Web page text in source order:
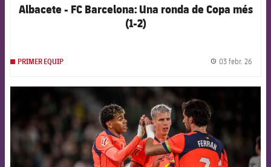
Albacete - FC Barcelona: Una ronda de Copa més
(1-2)
PRIMER EQUIP 03 febr. 26
FCB Barcelona badge